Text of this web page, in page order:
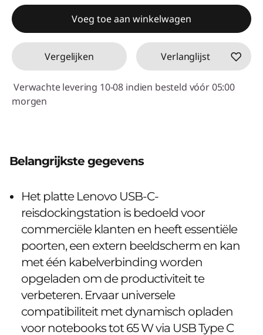
Voeg toe aan winkelwagen
Vergelijken Verlanglijst
Verwachte levering 10-08 indien besteld vóór 05:00
morgen
Belangrijkste gegevens
Het platte Lenovo USB-C-
reisdockingstation is bedoeld voor
commerciële klanten en heeft essentiële
poorten, een extern beeldscherm en kan
met één kabelverbinding worden
opgeladen om de productiviteit te
verbeteren. Ervaar universele
compatibiliteit met dynamisch opladen
voor notebooks tot 65 W via USB Type C